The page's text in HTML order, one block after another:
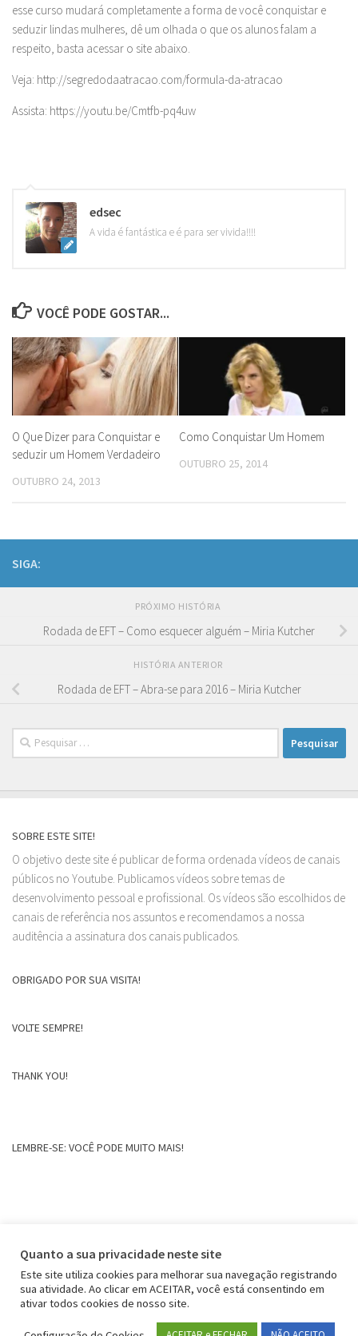
esse curso mudará completamente a forma de você conquistar e
seduzir lindas mulheres, dê um olhada o que os alunos falam a
respeito, basta acessar o site abaixo.
Veja: http://segredodaatracao.com/formula-da-atracao
Assista: https://youtu.be/Cmtfb-pq4uw
edsec
A vida é fantástica e é para ser vivida!!!!
VOCÊ PODE GOSTAR...
O Que Dizer para Conquistar e
seduzir um Homem Verdadeiro
OUTUBRO 24, 2013
Como Conquistar Um Homem
OUTUBRO 25, 2014
SIGA:
PRÓXIMO HISTÓRIA
Rodada de EFT – Como esquecer alguém – Miria Kutcher
HISTÓRIA ANTERIOR
Rodada de EFT – Abra-se para 2016 – Miria Kutcher
Pesquisar
por:
SOBRE ESTE SITE!
O objetivo deste site é publicar de forma ordenada vídeos de canais
públicos no Youtube. Publicamos vídeos sobre temas de
desenvolvimento pessoal e profissional. Os vídeos são escolhidos de
canais de referência nos assuntos e recomendamos a nossa
auditência a assinatura dos canais publicados.
OBRIGADO POR SUA VISITA!
VOLTE SEMPRE!
THANK YOU!
LEMBRE-SE: VOCÊ PODE MUITO MAIS!
Quanto a sua privacidade neste site
Este site utiliza cookies para melhorar sua navegação registrando
sua atividade. Ao clicar em ACEITAR, você está consentindo em
ativar todos cookies de nosso site.